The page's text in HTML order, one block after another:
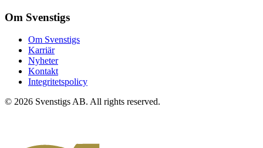
Om Svenstigs
Om Svenstigs
Karriär
Nyheter
Kontakt
Integritetspolicy
© 2026 Svenstigs AB. All rights reserved.